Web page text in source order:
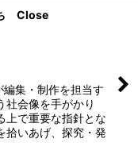
Close
集・制作を担当す
社会像を手がかり
上で重要な指針とな
拾いあげ、探究・発